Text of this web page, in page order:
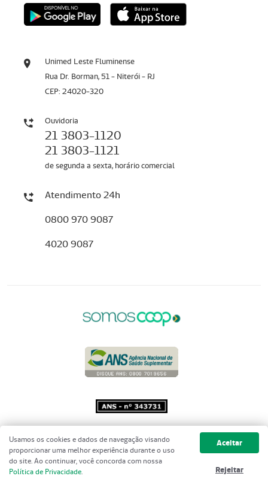
Unimed Leste Fluminense
Rua Dr. Borman, 51 - Niterói - RJ
CEP: 24020-320
Ouvidoria
21 3803-1120
21 3803-1121
de segunda a sexta, horário comercial
Atendimento 24h
0800 970 9087
4020 9087
Copyright 2001 - 2026 Unimed do
Brasil - Todos os direitos reservados
Usamos os cookies e dados de navegação visando
proporcionar uma melhor experiência durante o uso
do site. Ao continuar, você concorda com nossa
Política de Privacidade.
Aceitar
Rejeitar